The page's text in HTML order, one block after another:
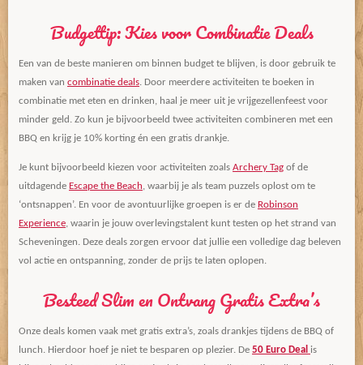
Budgettip: Kies voor Combinatie Deals
Een van de beste manieren om binnen budget te blijven, is door gebruik te
maken van combinatie deals. Door meerdere activiteiten te boeken in
combinatie met eten en drinken, haal je meer uit je vrijgezellenfeest voor
minder geld. Zo kun je bijvoorbeeld twee activiteiten combineren met een
BBQ en krijg je 10% korting én een gratis drankje.
Je kunt bijvoorbeeld kiezen voor activiteiten zoals Archery Tag of de
uitdagende Escape the Beach, waarbij je als team puzzels oplost om te
‘ontsnappen’. En voor de avontuurlijke groepen is er de Robinson
Experience, waarin je jouw overlevingstalent kunt testen op het strand van
Scheveningen. Deze deals zorgen ervoor dat jullie een volledige dag beleven
vol actie en ontspanning, zonder de prijs te laten oplopen.
Besteed Slim en Ontvang Gratis Extra’s
Onze deals komen vaak met gratis extra’s, zoals drankjes tijdens de BBQ of
lunch. Hierdoor hoef je niet te besparen op plezier. De 50 Euro Deal is